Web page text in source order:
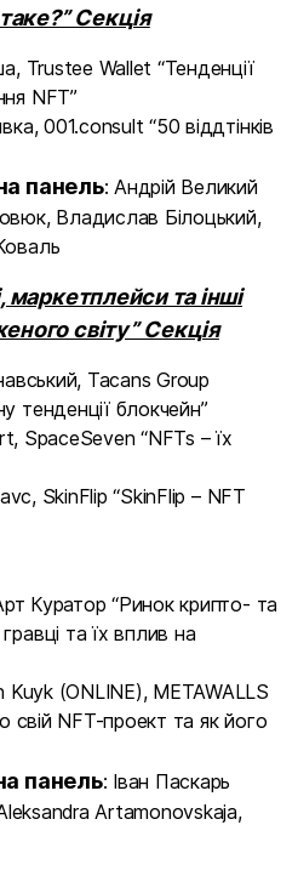
Секція
Trustee Wallet “Тенденції
NFT”
001.consult “50 віддтінків
панель: Андрій Великий
Владислав Білоцький,
маркетплейси та інші
світу” Секція
Tacans Group
тенденції блокчейн”
SpaceSeven “NFTs – їх
SkinFlip “SkinFlip – NFT
Куратор “Ринок крипто- та
та їх вплив на
(ONLINE), METAWALLS
свій NFT-проект та як його
панель: Іван Паскарь
Artamonovskaja,